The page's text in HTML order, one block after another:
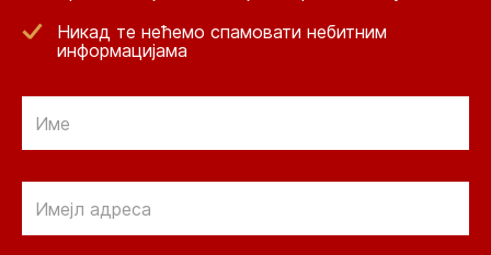
Никад те нећемо спамовати небитним
информацијама